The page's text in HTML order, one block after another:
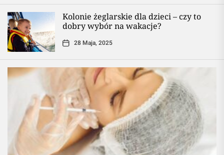
Kolonie żeglarskie dla dzieci – czy to
dobry wybór na wakacje?
28 Maja, 2025